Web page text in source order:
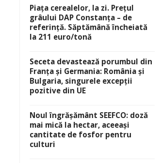
Piața cerealelor, la zi. Prețul
grâului DAP Constanța – de
referință. Săptămână încheiată
la 211 euro/tonă
Seceta devastează porumbul din
Franța și Germania: România și
Bulgaria, singurele excepții
pozitive din UE
Noul îngrășământ SEEFCO: doză
mai mică la hectar, aceeași
cantitate de fosfor pentru
culturi